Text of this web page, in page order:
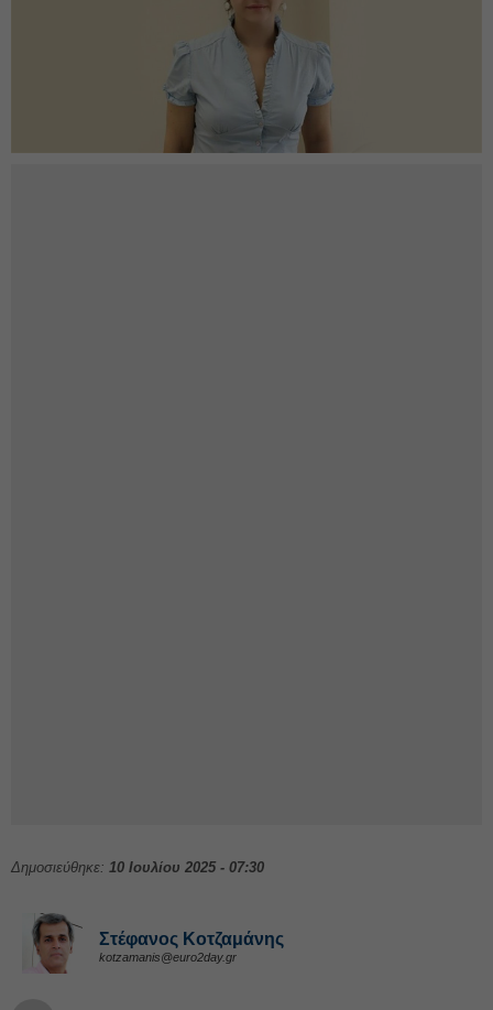
Δημοσιεύθηκε: 10 Ιουλίου 2025 - 07:30
Στέφανος Kοτζαμάνης
kotzamanis@euro2day.gr